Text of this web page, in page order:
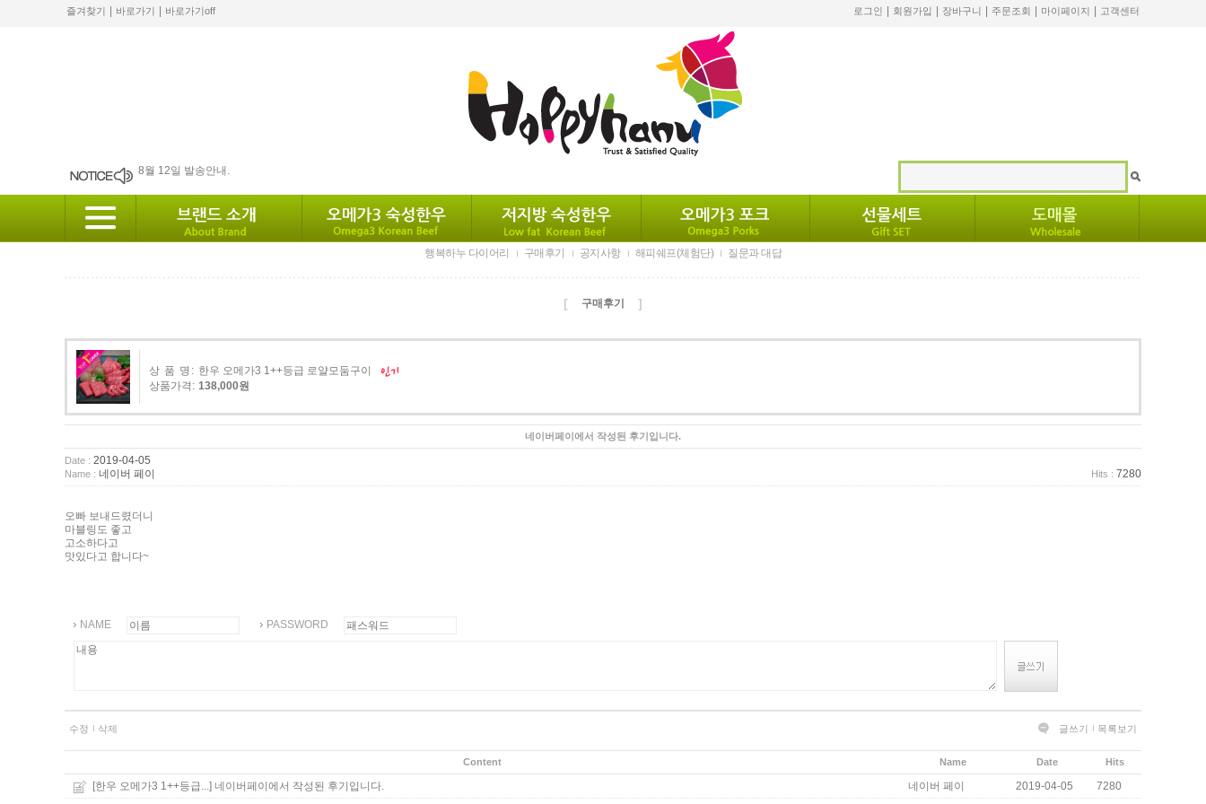
즐겨찾기 바로가기 바로가기off 로그인 회원가입 장바구니 주문조회 마이페이지 고객센터
배송안내
10월 배송안내
행복하누 다이어리
구매후기 공지사항 해피쉐프(체험단) 질문과 대답
[ 구매후기 ]
상 품 명: 한우 오메가3 1++등급 로얄모둠구이
상품가격: 138,000원
네이버페이에서 작성된 후기입니다.
Date : 2019-04-05
Name : 네이버 페이 Hits : 7280
오빠 보내드렸더니
마블링도 좋고
고소하다고
맛있다고 합니다~
NAME PASSWORD
수정 삭제 글쓰기 목록보기
Content Name Date Hits
[한우 오메가3 1++등급...] 네이버페이에서 작성된 후기입니다. 네이버 페이 2019-04-05 7280